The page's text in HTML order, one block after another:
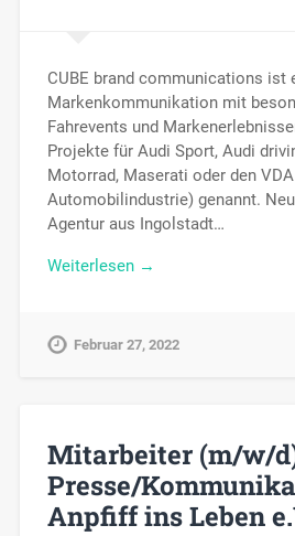
CUBE brand communications ist
Markenkommunikation mit
Fahrevents und
Projekte für Audi Sport, Audi
Motorrad, Maserati oder den
Automobilindustrie) genannt.
Agentur aus Ingolstadt…
Weiterlesen →
Februar 27, 2022
Mitarbeiter (m/w/
Presse/
Anpfiff ins Leben